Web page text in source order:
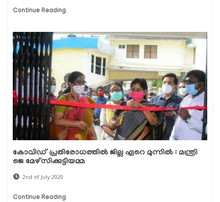
Continue Reading
കോവിഡ് പ്രതിരോധത്തില്‍ ജില്ല ഏറെ മുന്നില്‍ : മന്ത്രി
ജെ മേഴ്‌സിക്കുട്ടിയമ്മ
2nd of July 2020
Continue Reading